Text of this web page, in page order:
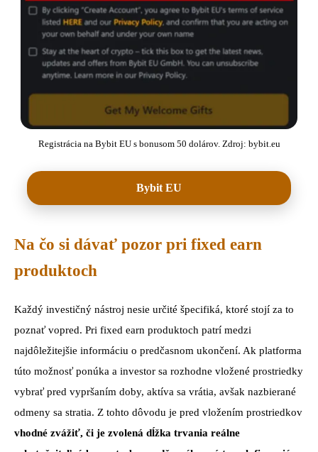
Registrácia na Bybit EU s bonusom 50 dolárov. Zdroj: bybit.eu
Bybit EU
Na čo si dávať pozor pri fixed earn
produktoch
Každý investičný nástroj nesie určité špecifiká, ktoré stojí za to
poznať vopred. Pri fixed earn produktoch patrí medzi
najdôležitejšie informáciu o predčasnom ukončení. Ak platforma
túto možnosť ponúka a investor sa rozhodne vložené prostriedky
vybrať pred vypršaním doby, aktíva sa vrátia, avšak nazbierané
odmeny sa stratia. Z tohto dôvodu je pred vložením prostriedkov
vhodné zvážiť, či je zvolená dĺžka trvania reálne